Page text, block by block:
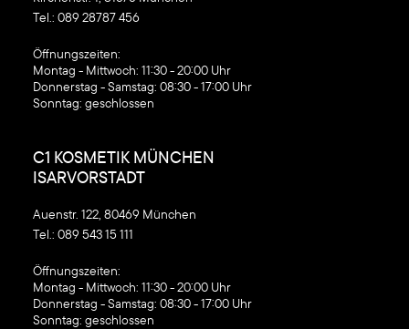
Tel.: 089 28787 456
‍Öffnungszeiten:
Montag - Mittwoch: 11:30 - 20:00 Uhr
Donnerstag - Samstag: 08:30 - 17:00 Uhr
Sonntag: geschlossen
C1 KOSMETIK MÜNCHEN
ISARVORSTADT
Auenstr. 122, 80469 München
Tel.: 089 543 15 111
‍Öffnungszeiten:
Montag - Mittwoch: 11:30 - 20:00 Uhr
Donnerstag - Samstag: 08:30 - 17:00 Uhr
Sonntag: geschlossen